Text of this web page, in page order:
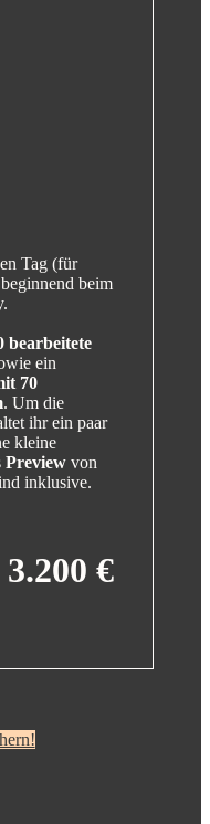
Tag (für
beim
bearbeitete
ein
70
. Um die
ihr ein paar
kleine
Previewvon
inklusive.
3.200 €